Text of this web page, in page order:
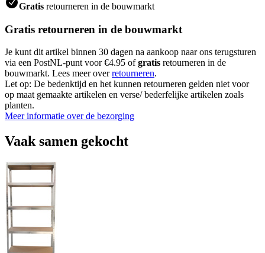
Gratis retourneren in de bouwmarkt
Gratis retourneren in de bouwmarkt
Je kunt dit artikel binnen 30 dagen na aankoop naar ons terugsturen
via een PostNL-punt voor €4.95 ofgratis retourneren in de
bouwmarkt. Lees meer overretourneren.
Let op: De bedenktijd en het kunnen retourneren gelden niet voor
op maat gemaakte artikelen en verse/ bederfelijke artikelen zoals
planten.
Meer informatie over de bezorging
Vaak samen gekocht